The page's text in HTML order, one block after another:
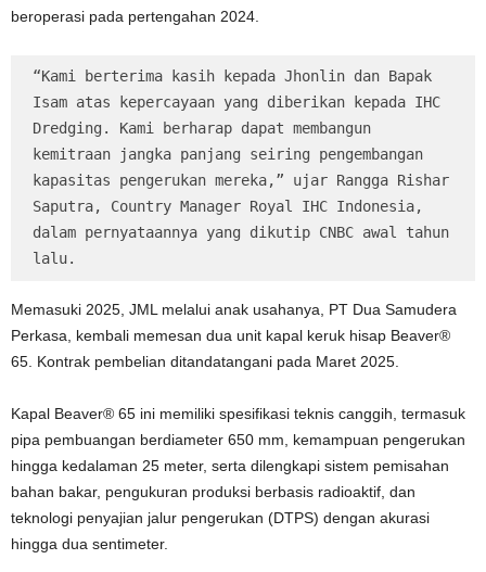
beroperasi pada pertengahan 2024.
“Kami berterima kasih kepada Jhonlin dan Bapak
Isam atas kepercayaan yang diberikan kepada IHC
Dredging. Kami berharap dapat membangun
kemitraan jangka panjang seiring pengembangan
kapasitas pengerukan mereka,” ujar Rangga Rishar
Saputra, Country Manager Royal IHC Indonesia,
dalam pernyataannya yang dikutip CNBC awal tahun
lalu.
Memasuki 2025, JML melalui anak usahanya, PT Dua Samudera
Perkasa, kembali memesan dua unit kapal keruk hisap Beaver®
65. Kontrak pembelian ditandatangani pada Maret 2025.
Kapal Beaver® 65 ini memiliki spesifikasi teknis canggih, termasuk
pipa pembuangan berdiameter 650 mm, kemampuan pengerukan
hingga kedalaman 25 meter, serta dilengkapi sistem pemisahan
bahan bakar, pengukuran produksi berbasis radioaktif, dan
teknologi penyajian jalur pengerukan (DTPS) dengan akurasi
hingga dua sentimeter.